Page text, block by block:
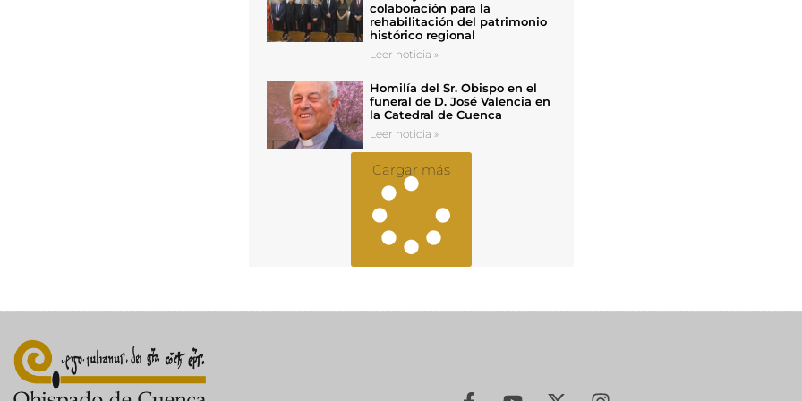
colaboración para la
rehabilitación del patrimonio
histórico regional
Leer noticia »
Homilía del Sr. Obispo en el
funeral de D. José Valencia en
la Catedral de Cuenca
Leer noticia »
Cargar más